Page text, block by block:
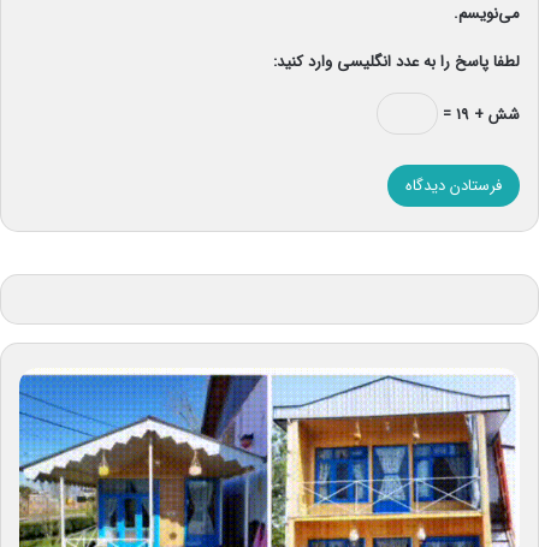
می‌نویسم.
لطفا پاسخ را به عدد انگلیسی وارد کنید:
شش + ۱۹ =